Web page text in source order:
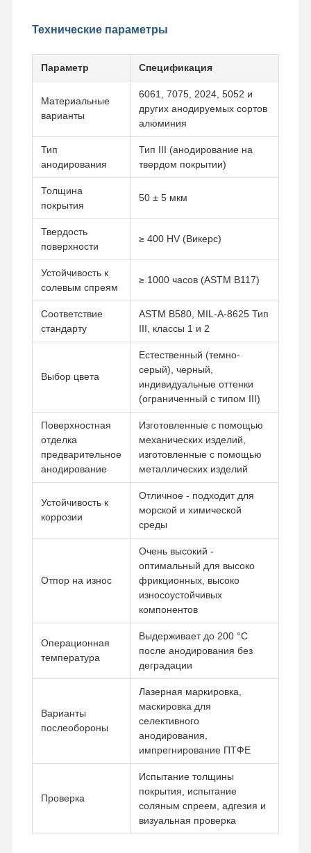
Домой
Экскурсия
Контроль
Качества
Нами
Теперь
Алюминиевое литье
Запчасти для обработки с ЧПУ
детали из листового металла
производство автозапчастей
Корпус для литья под давлением
Быстрое прототипирование
обработка поверхности металла
Формы для литья под давлением
Технические параметры
Параметр Спецификация
Материальные
варианты
6061, 7075, 2024, 5052 и
других анодируемых сортов
алюминия
Тип
анодирования
Тип III (анодирование на
твердом покрытии)
Толщина
покрытия
50 ± 5 мкм
Твердость
поверхности
≥ 400 HV (Викерс)
Устойчивость к
солевым спреям
≥ 1000 часов (ASTM B117)
Соответствие
стандарту
ASTM B580, MIL-A-8625 Тип
III, классы 1 и 2
Выбор цвета
Естественный (темно-
серый), черный,
индивидуальные оттенки
(ограниченный с типом III)
Поверхностная
отделка
предварительное
анодирование
Изготовленные с помощью
механических изделий,
изготовленные с помощью
металлических изделий
Устойчивость к
коррозии
Отличное - подходит для
морской и химической
среды
Отпор на износ
Очень высокий -
оптимальный для высоко
фрикционных, высоко
износоустойчивых
компонентов
Операционная
температура
Выдерживает до 200 °C
после анодирования без
деградации
Варианты
послеобороны
Лазерная маркировка,
маскировка для
селективного
анодирования,
импрегнирование ПТФЕ
Проверка
Испытание толщины
покрытия, испытание
соляным спреем, адгезия и
визуальная проверка